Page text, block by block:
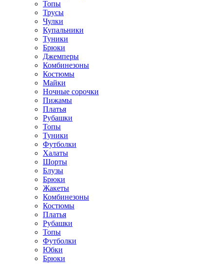
Топы
Трусы
Чулки
Купальники
Туники
Брюки
Джемперы
Комбинезоны
Костюмы
Майки
Ночные сорочки
Пижамы
Платья
Рубашки
Топы
Туники
Футболки
Халаты
Шорты
Блузы
Брюки
Жакеты
Комбинезоны
Костюмы
Платья
Рубашки
Топы
Футболки
Юбки
Брюки